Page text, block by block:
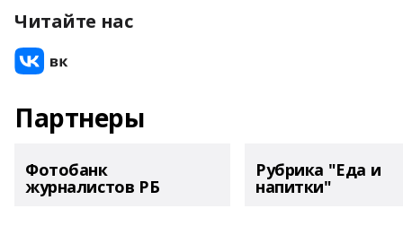
Читайте нас
Партнеры
Фотобанк
журналистов РБ
Рубрика "Еда и
напитки"